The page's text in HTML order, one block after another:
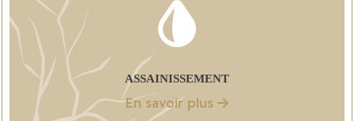
ASSAINISSEMENT
En savoir plus